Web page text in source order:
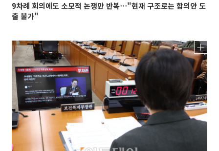
9차례 회의에도 소모적 논쟁만 반복⋯"현재 구조로는 합의안 도
출 불가"